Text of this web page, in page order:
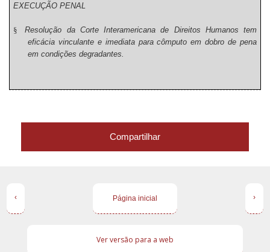
EXECUÇÃO PENAL
§
Resolução da Corte Interamericana de Direitos Humanos tem
eficácia vinculante e imediata para cômputo em dobro de pena
em condições degradantes.
Compartilhar
‹ ›
Página inicial
Ver versão para a web